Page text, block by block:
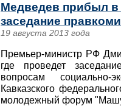
Медведев прибыл в
заседание
19 августа 2013 года
Премьер-министр РФ
где проведет
вопросам социально-
Кавказского
молодежный форум